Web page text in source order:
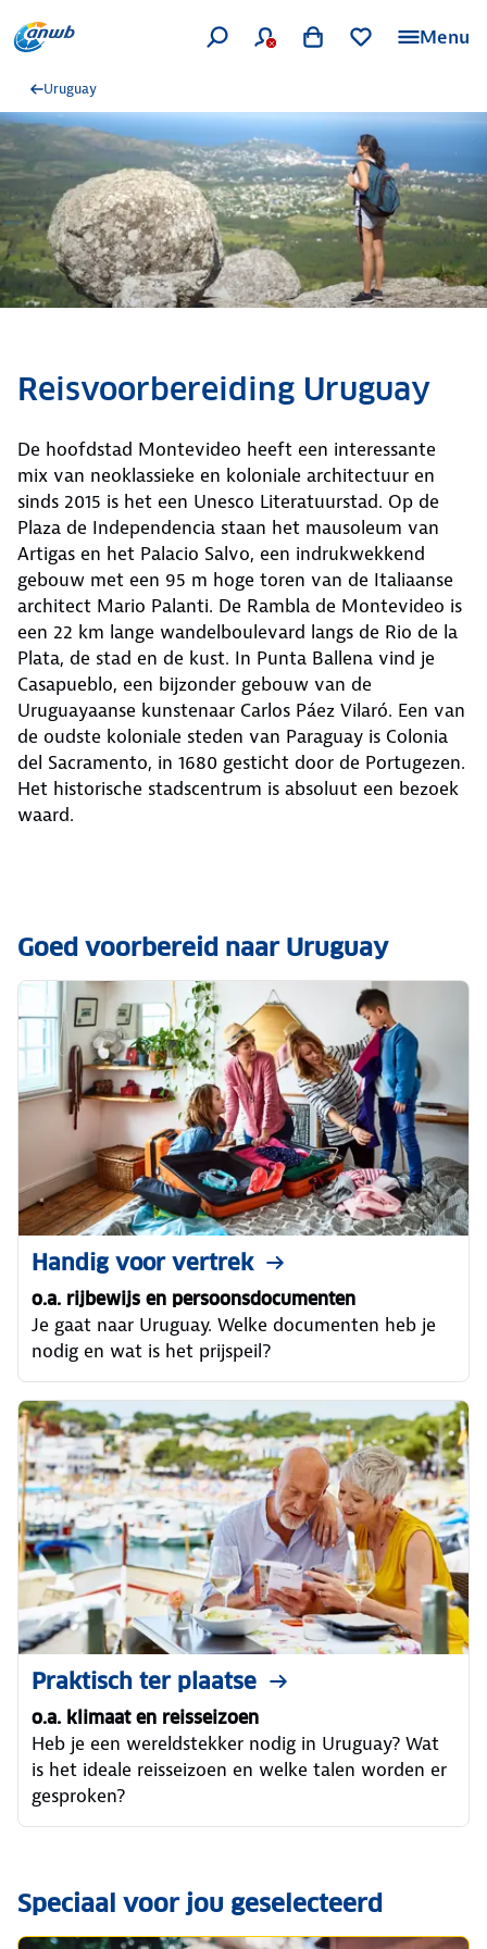
Menu
Uruguay
Reisvoorbereiding Uruguay
De hoofdstad Montevideo heeft een interessante
mix van neoklassieke en koloniale architectuur en
sinds 2015 is het een Unesco Literatuurstad. Op de
Plaza de Independencia staan het mausoleum van
Artigas en het Palacio Salvo, een indrukwekkend
gebouw met een 95 m hoge toren van de Italiaanse
architect Mario Palanti. De Rambla de Montevideo is
een 22 km lange wandelboulevard langs de Rio de la
Plata, de stad en de kust. In Punta Ballena vind je
Casapueblo, een bijzonder gebouw van de
Uruguayaanse kunstenaar Carlos Páez Vilaró. Een van
de oudste koloniale steden van Paraguay is Colonia
del Sacramento, in 1680 gesticht door de Portugezen.
Het historische stadscentrum is absoluut een bezoek
waard.
Goed voorbereid naar Uruguay
Handig voor vertrek
o.a. rijbewijs en persoonsdocumenten
Je gaat naar Uruguay. Welke documenten heb je
nodig en wat is het prijspeil?
Praktisch ter plaatse
o.a. klimaat en reisseizoen
Heb je een wereldstekker nodig in Uruguay? Wat
is het ideale reisseizoen en welke talen worden er
gesproken?
Speciaal voor jou geselecteerd